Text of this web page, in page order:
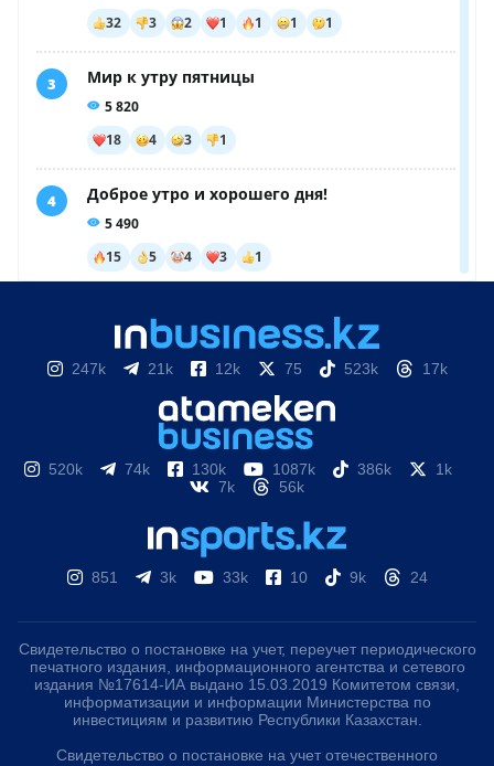
247k 21k 12k 75 523k 17k
520k 74k 130k 1087k 386k
1k
7k
56k
851 3k 33k 10 9k 24
Свидетельство о постановке на учет, переучет периодического
печатного издания, информационного агентства и сетевого
издания №17614-ИА выдано 15.03.2019 Комитетом связи,
информатизации и информации Министерства по
инвестициям и развитию Республики Казахстан.
Свидетельство о постановке на учет отечественного